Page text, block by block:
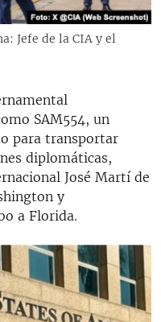
Jefe de la CIA y el
SAM554, un
para transportar
diplomáticas,
José Martí de
y
a Florida.